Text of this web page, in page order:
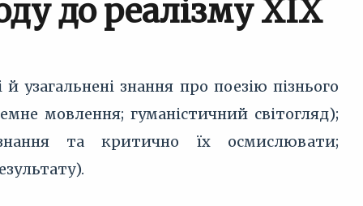
до реалізму ХІХ
знання про поезію пізнього
мовлення; гуманістичний світогляд);
та критично їх осмислювати;